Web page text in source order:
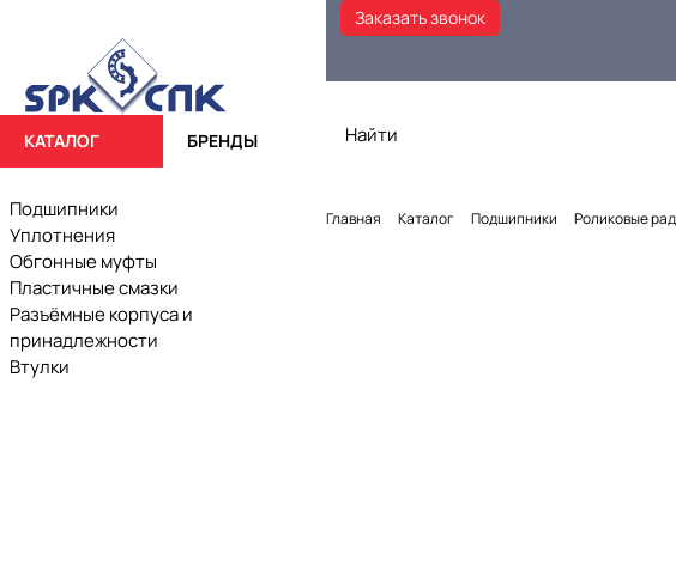
Заказать звонок
Главная Каталог Подшипники Роликовые
КАТАЛОГ БРЕНДЫ
Подшипники
Уплотнения
Обгонные муфты
Пластичные смазки
Разъёмные корпуса и
принадлежности
Втулки